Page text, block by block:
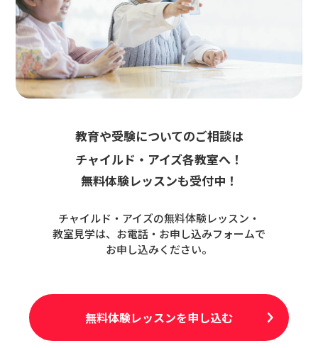
教育や受験についてのご相談は
チャイルド・アイズ各教室へ！
無料体験レッスンも受付中！
チャイルド・アイズの無料体験レッスン・
教室見学は、お電話・お申し込みフォームで
お申し込みください。
無料体験レッスンを申し込む